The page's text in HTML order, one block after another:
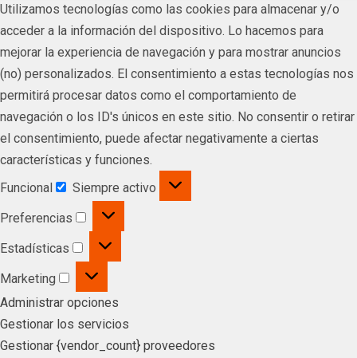
Utilizamos tecnologías como las cookies para almacenar y/o
acceder a la información del dispositivo. Lo hacemos para
mejorar la experiencia de navegación y para mostrar anuncios
(no) personalizados. El consentimiento a estas tecnologías nos
permitirá procesar datos como el comportamiento de
navegación o los ID's únicos en este sitio. No consentir o retirar
el consentimiento, puede afectar negativamente a ciertas
características y funciones.
Funcional
Siempre activo
Preferencias
Estadísticas
Marketing
Administrar opciones
Gestionar los servicios
Gestionar {vendor_count} proveedores